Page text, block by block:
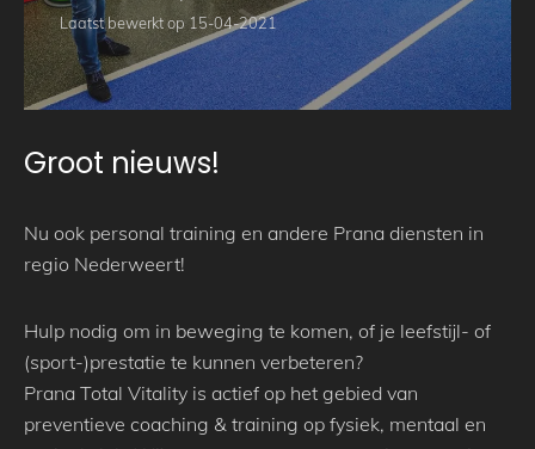
Laatst bewerkt op 15-04-2021
Groot nieuws!
Nu ook personal training en andere Prana diensten in
regio Nederweert!
Hulp nodig om in beweging te komen, of je leefstijl- of
(sport-)prestatie te kunnen verbeteren?
Prana Total Vitality is actief op het gebied van
preventieve coaching & training op fysiek, mentaal en